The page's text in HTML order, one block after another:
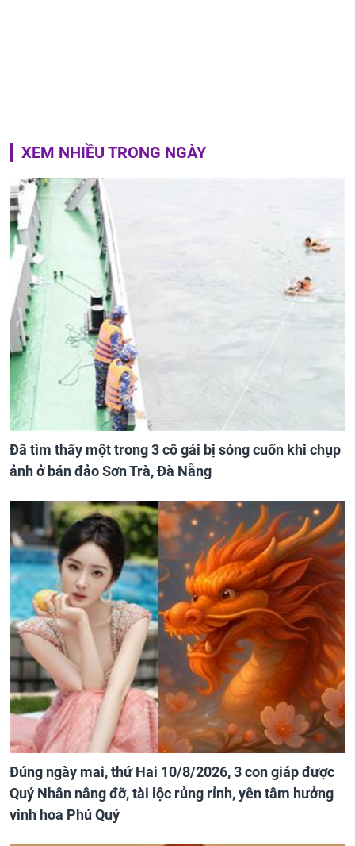
XEM NHIỀU TRONG NGÀY
Đã tìm thấy một trong 3 cô gái bị sóng cuốn khi chụp
ảnh ở bán đảo Sơn Trà, Đà Nẵng
Đúng ngày mai, thứ Hai 10/8/2026, 3 con giáp được
Quý Nhân nâng đỡ, tài lộc rủng rỉnh, yên tâm hưởng
vinh hoa Phú Quý